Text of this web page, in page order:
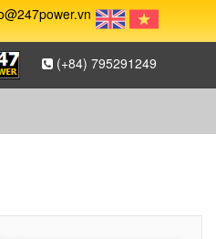
(+84) 795291249